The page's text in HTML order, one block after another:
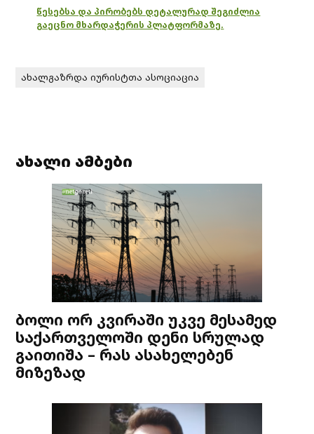
წესებსა და პირობებს დეტალურად შეგიძლია
გაეცნო მხარდაჭერის პლატფორმაზე.
ახალგაზრდა იურისტთა ასოციაცია
ახალი ამბები
ბოლი ორ კვირაში უკვე მესამედ
საქართველოში დენი სრულად
გაითიშა – რას ასახელებენ
მიზეზად